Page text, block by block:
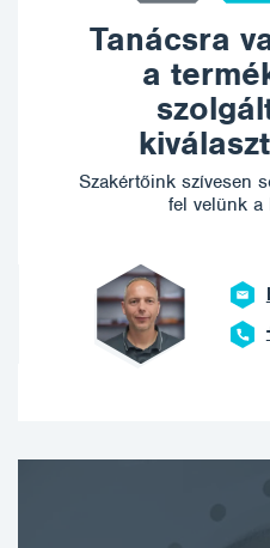
Tanácsra
a
Szakértőink szívesen
fel velünk a